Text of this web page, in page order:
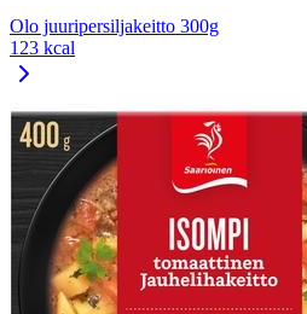
Olo juuripersiljakeitto 300g
123 kcal